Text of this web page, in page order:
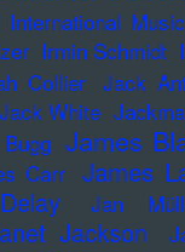
International Music
Irmin Schmidt
Collier Jack
Jack White
James
Carr James
Jan
Jackson